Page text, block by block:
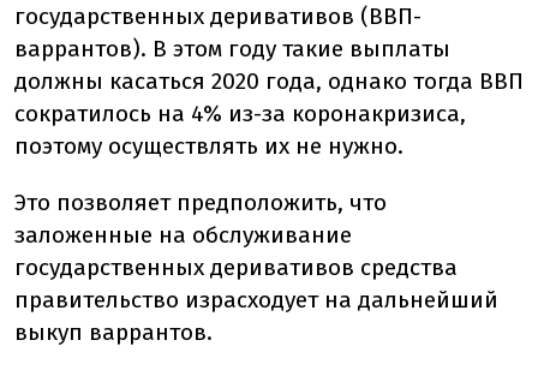
государственных деривативов (ВВП-
варрантов). В этом году такие выплаты
должны касаться 2020 года, однако тогда ВВП
сократилось на 4% из-за коронакризиса,
поэтому осуществлять их не нужно.
Это позволяет предположить, что
заложенные на обслуживание
государственных деривативов средства
правительство израсходует на дальнейший
выкуп варрантов.